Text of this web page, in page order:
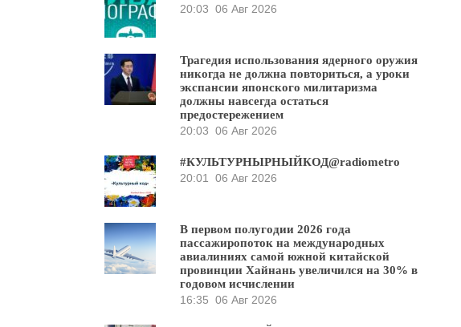
20:03 06 Авг 2026
Трагедия использования ядерного оружия
никогда не должна повториться, а уроки
экспансии японского милитаризма
должны навсегда остаться
предостережением
20:03 06 Авг 2026
#КУЛЬТУРНЫРНЫЙКОД@radiometro
20:01
06 Авг 2026
В первом полугодии 2026 года
пассажиропоток на международных
авиалиниях самой южной китайской
провинции Хайнань увеличился на 30% в
годовом исчислении
16:35 06 Авг 2026